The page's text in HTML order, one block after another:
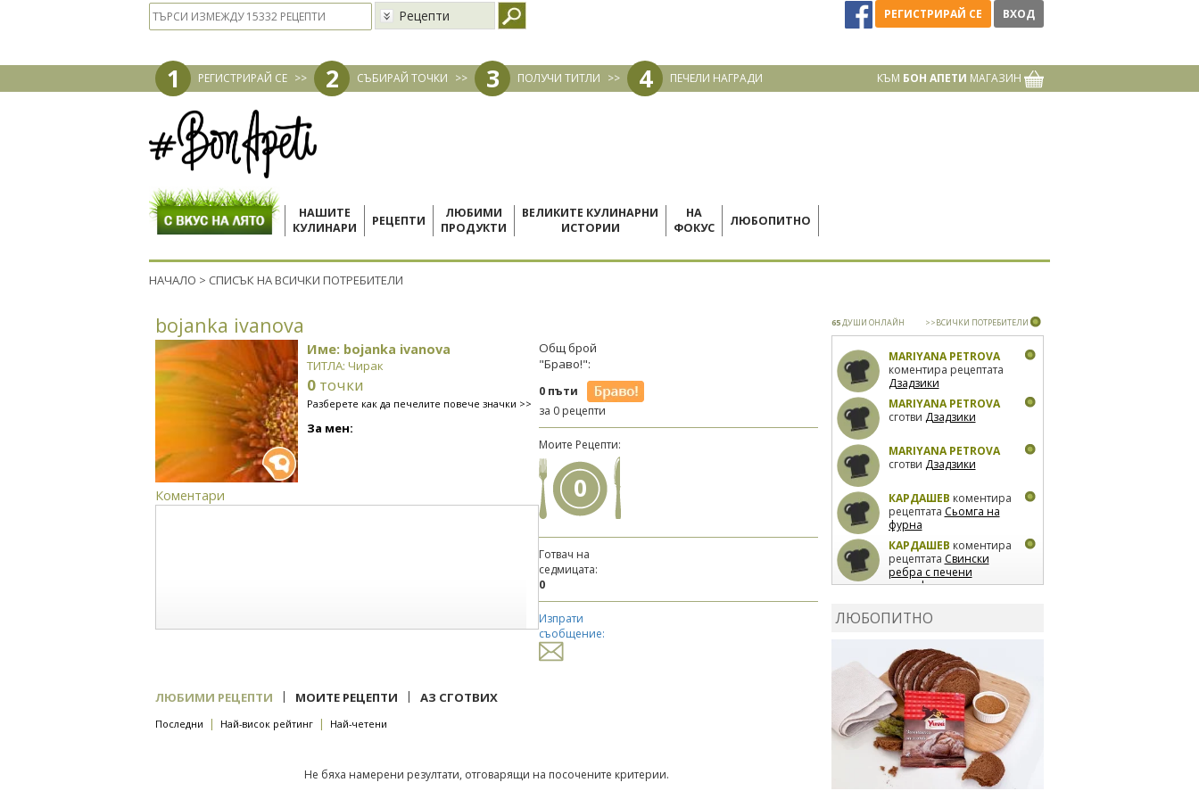
Рецепти РЕГИСТРИРАЙ СЕ ВХОД
1 РЕГИСТРИРАЙ СЕ >> 2 СЪБИРАЙ ТОЧКИ >> 3 ПОЛУЧИ ТИТЛИ >> 4 ПЕЧЕЛИ НАГРАДИ КЪМ БОН АПЕТИ МАГАЗИН
НАШИТЕ
КУЛИНАРИ
РЕЦЕПТИ
ЛЮБИМИ
ПРОДУКТИ
ВЕЛИКИТЕ КУЛИНАРНИ
ИСТОРИИ
НА
ФОКУС
ЛЮБОПИТНО
НАЧАЛО > СПИСЪК НА ВСИЧКИ ПОТРЕБИТЕЛИ
bojanka ivanova
Име: bojanka ivanova
ТИТЛА: Чирак
0 точки
Разберете как да печелите повече значки >>
За мен:
Коментари
Общ брой
"Браво!":
0 пъти
за 0 рецепти
Моите Рецепти:
0
Готвач на
седмицата:
0
Изпрати
съобщение:
ЛЮБИМИ РЕЦЕПТИ | МОИТЕ РЕЦЕПТИ | АЗ СГОТВИХ
Последни | Най-висок рейтинг | Най-четени
Не бяха намерени резултати, отговарящи на посочените критерии.
65ДУШИ ОНЛАЙН >>ВСИЧКИ ПОТРЕБИТЕЛИ
MARIYANA PETROVA
коментира рецептата
Дзадзики
MARIYANA PETROVA
сготви Дзадзики
MARIYANA PETROVA
сготви Дзадзики
КАРДАШЕВ коментира
рецептата Сьомга на
фурна
КАРДАШЕВ коментира
рецептата Свински
ребра с печени
картофи
лимон
коментира рецептата
Киноа със зеленчуци
ЛЮБОПИТНО